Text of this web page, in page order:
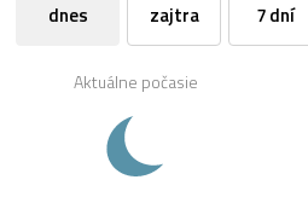
dnes zajtra 7 dní
Aktuálne počasie